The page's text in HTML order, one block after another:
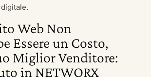
Web Non
Essere un Costo,
Miglior Venditore:
in NETWORX